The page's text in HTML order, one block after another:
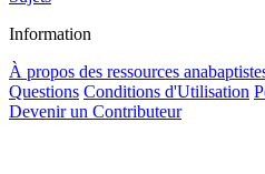
Information
À propos des ressources
Questions Conditions d'Utilisation
Devenir un Contributeur